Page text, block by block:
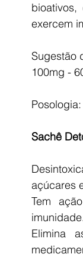
exercem
Sugestão
100mg -
Sachê
açúcares
Tem
Elimina